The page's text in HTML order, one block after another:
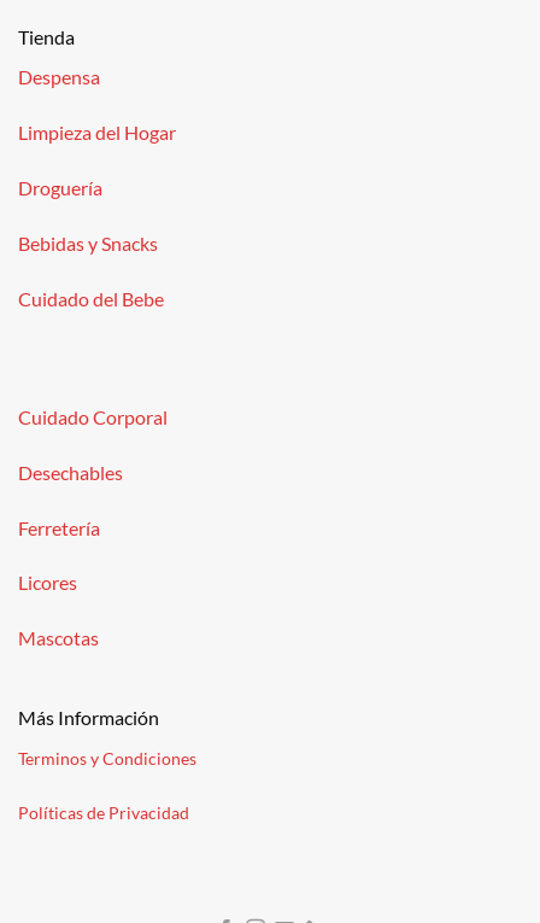
Tienda
Despensa
Limpieza del Hogar
Droguería
Bebidas y Snacks
Cuidado del Bebe
Cuidado Corporal
Desechables
Ferretería
Licores
Mascotas
Más Información
Terminos y Condiciones
Políticas de Privacidad